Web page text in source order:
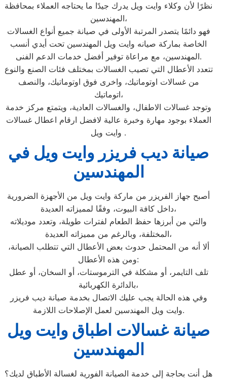
نظرًا لأن وكلاء وايت ويل يدرك جيدًا ما يحتاجه العملاء بمحافظة
المهندسين،
فهو دائمًا يتصدر المرتبة الأولى في صيانة جميع أنواع الغسالات
الخاصة بماركة صيانه وايت ويل المهندسين تحت أيدي أنسب
المهندسين، مع مراعاة توفير أفضل خدمات الدعم الفنى.
تتعدد الأعطال التي تصيب الغسالات بمختلف فئات الصنع والنوع
من غسالات اوتوماتيك، واخرى فوق اوتوماتيك، والنصف
اتوماتيك،
وتوجد غسالات الاطفال، والغسالات العادية، ويتمتع مركز خدمة
العملاء بوجود مهارة وخبرة عالية لافضل ارقام اعطال غسالات
وايت ويل .
صيانة ديب فريزر وايت ويل في
المهندسين
أصبح جهاز الفريزر من ماركة وايت ويل من الأجهزة الضرورية
داخل كافة البيوت، وفقًا لمميزاته العديدة،
والتي من أبرزها حفظ الطعام لفترات طويلة، وتعدد موديلاته
المختلفة، وبالرغم من مميزاته العديدة،
ألا أنه من المحتمل حدوث بعض الأعطال التي تتطلب الصيانة،
ومن هذه الأعطال:
تلف التايمر، أو مشكلة في الترموستات، أو السخان، أو عطل
بالدائرة الكهربائية،
وفي هذه الحالة يجب عليك الاتصال بخدمة صيانة ديب فريزر
وايت ويل المهندسين لعمل الإصلاحات اللازمة.
صيانة غسالات اطباق وايت ويل
المهندسين
هل أنت بحاجة إلى خدمة الصيانة الفورية لغسالة الأطباق لديك؟